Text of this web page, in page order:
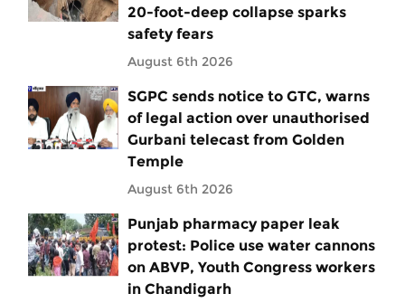
20-foot-deep collapse sparks
safety fears
August 6th 2026
SGPC sends notice to GTC, warns
of legal action over unauthorised
Gurbani telecast from Golden
Temple
August 6th 2026
Punjab pharmacy paper leak
protest: Police use water cannons
on ABVP, Youth Congress workers
in Chandigarh